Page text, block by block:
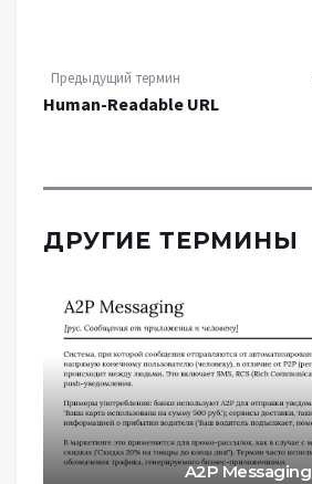
Предыдущий термин
Human-Readable URL
ДРУГИЕ ТЕРМИНЫ
A2P Messaging